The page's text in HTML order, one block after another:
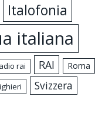
Italofonia
italiana
rai RAI
Roma
Svizzera